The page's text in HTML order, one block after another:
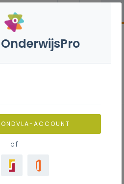
of download de
ACCOUNT
of